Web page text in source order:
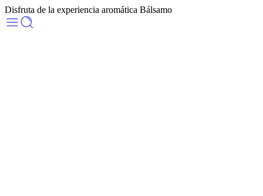
Disfruta de la experiencia aromática Bálsamo